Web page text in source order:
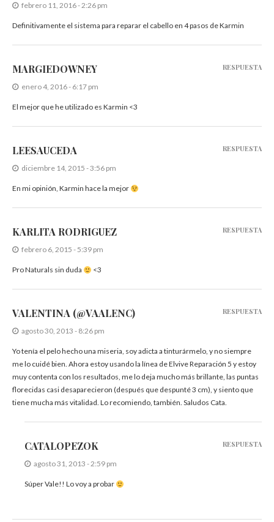
febrero 11, 2016 - 2:26 pm
Definitivamente el sistema para reparar el cabello en 4 pasos de Karmin
MARGIEDOWNEY
enero 4, 2016 - 6:17 pm
El mejor que he utilizado es Karmin <3
RESPUESTA
LEESAUCEDA
diciembre 14, 2015 - 3:56 pm
En mi opinión, Karmin hace la mejor
RESPUESTA
KARLITA RODRIGUEZ
febrero 6, 2015 - 5:39 pm
Pro Naturals sin duda <3
RESPUESTA
VALENTINA (@VAALENC)
agosto 30, 2013 - 8:26 pm
Yo tenía el pelo hecho una miseria, soy adicta a tinturármelo, y no siempre
me lo cuidé bien. Ahora estoy usando la línea de Elvive Reparación 5 y estoy
muy contenta con los resultados, me lo deja mucho más brillante, las puntas
florecidas casi desaparecieron (después que despunté 3 cm), y siento que
tiene mucha más vitalidad. Lo recomiendo, también. Saludos Cata.
RESPUESTA
CATALOPEZOK
agosto 31, 2013 - 2:59 pm
Súper Vale!! Lo voy a probar
RESPUESTA